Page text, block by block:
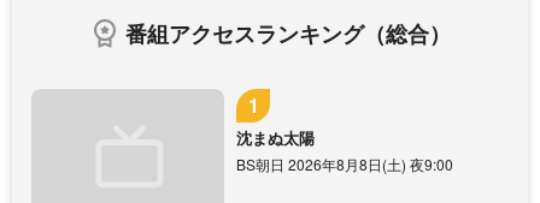
番組アクセスランキング（総合）
沈まぬ太陽
BS朝日 2026年8月8日(土) 夜9:00